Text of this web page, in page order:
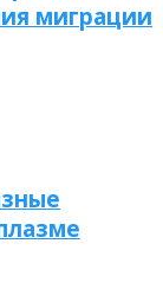
миграции